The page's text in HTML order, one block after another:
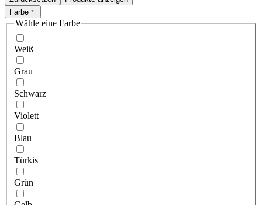
Farbe
Wähle eine Farbe
Weiß
Grau
Schwarz
Violett
Blau
Türkis
Grün